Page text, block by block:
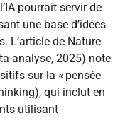
pourrait servir de
une base d’idées
L’article de Nature
analyse, 2025) note
sur la « pensée
qui inclut en
utilisant